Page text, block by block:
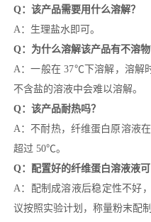
Q：该产品需要用什么溶解？
A：生理盐水即可。
Q：为什么溶解该产品有不溶物
A：一般在 37℃下溶解，溶解
不含盐的溶液中会难以溶解。
Q：该产品耐热吗？
A：不耐热，纤维蛋白原溶液
超过 50℃。
Q：配置好的纤维蛋白溶液液可
A：配制成溶液后稳定性不好
议按照实验计划，称量粉末配制